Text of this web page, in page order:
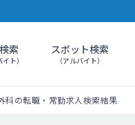
索
イト）
スポット検索
（アルバイト）
科の転職・常勤求人検索結果